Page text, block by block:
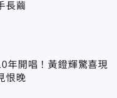
長繭
年開唱！黃鐙輝驚喜現
恨晚